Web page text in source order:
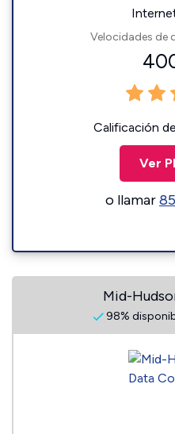
Velocidades de
Calificación
Ver
o llamar
Mid-
98%